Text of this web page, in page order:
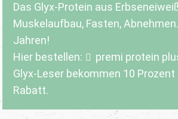
Das Glyx-Protein aus
Muskelaufbau, Fasten,
Jahren!
Hier bestellen:
premi protein
Glyx-Leser bekommen 10
Rabatt.